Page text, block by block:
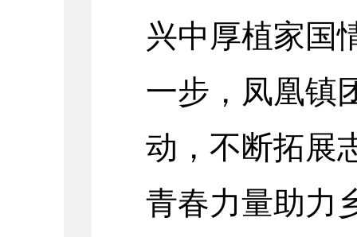
兴中厚植家国
一步，凤凰镇
动，不断拓展
青春力量助力